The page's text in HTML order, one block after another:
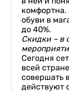
комфортна.
обуви в
до 40%.
Скидки – в
Сегодня
всей
совершать в
действуют